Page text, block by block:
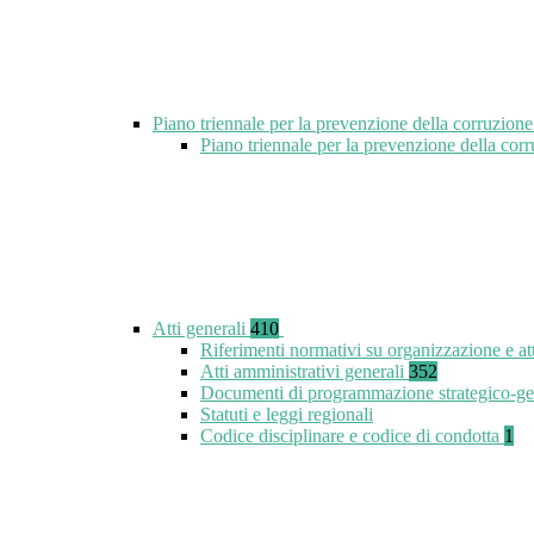
Piano triennale per la prevenzione della
Piano triennale per la prevenzione della
Atti generali 410
Riferimenti normativi su organizzazione e
Atti amministrativi generali 352
Documenti di programmazione strategico-
Statuti e leggi regionali
Codice disciplinare e codice di condotta 1